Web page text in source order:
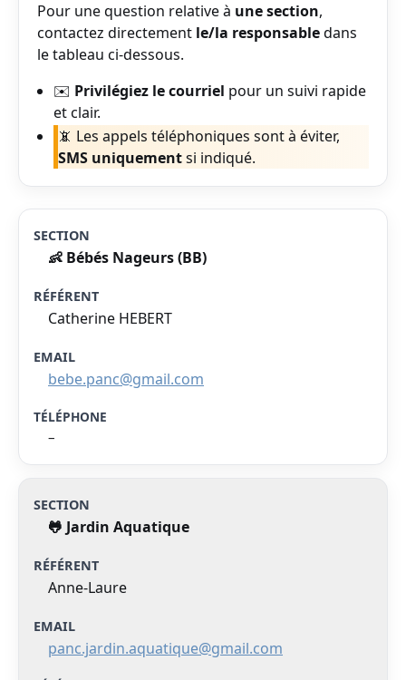
Pour une question relative à une section,
contactez directement le/la responsabledans
le tableau ci-dessous.
✉️ Privilégiez le courriel pour un suivi rapide
et clair.
📵 Les appels téléphoniques sont à éviter,
SMS uniquementsi indiqué.
👶 Bébés Nageurs (BB)
Catherine HEBERT
bebe.panc@gmail.com
–
🐸 Jardin Aquatique
Anne-Laure
panc.jardin.aquatique@gmail.com